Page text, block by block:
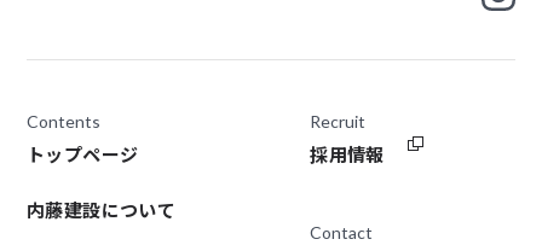
Contents
トップページ
内藤建設について
Recruit
採用情報
Contact